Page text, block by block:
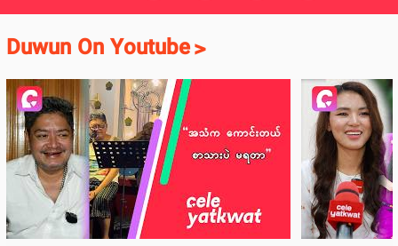
Duwun On Youtube>